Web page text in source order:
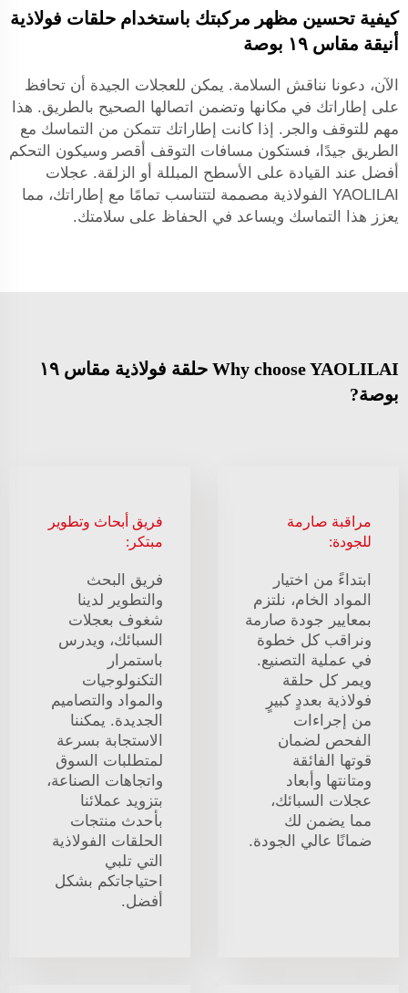
كيفية تحسين مظهر مركبتك باستخدام حلقات فولاذية
أنيقة مقاس ١٩ بوصة
الآن، دعونا نناقش السلامة. يمكن للعجلات الجيدة أن تحافظ
على إطاراتك في مكانها وتضمن اتصالها الصحيح بالطريق. هذا
مهم للتوقف والجر. إذا كانت إطاراتك تتمكن من التماسك مع
الطريق جيدًا، فستكون مسافات التوقف أقصر وسيكون التحكم
أفضل عند القيادة على الأسطح المبللة أو الزلقة. عجلات
YAOLILAI الفولاذية مصممة لتتناسب تمامًا مع إطاراتك، مما
يعزز هذا التماسك ويساعد في الحفاظ على سلامتك.
Why choose YAOLILAI حلقة فولاذية مقاس ١٩
بوصة?
مراقبة صارمة
للجودة:
ابتداءً من اختيار
المواد الخام، نلتزم
بمعايير جودة صارمة
ونراقب كل خطوة
في عملية التصنيع.
ويمر كل حلقة
فولاذية بعددٍ كبيرٍ
من إجراءات
الفحص لضمان
قوتها الفائقة
ومتانتها وأبعاد
عجلات السبائك،
مما يضمن لك
ضمانًا عالي الجودة.
فريق أبحاث وتطوير
مبتكر:
فريق البحث
والتطوير لدينا
شغوف بعجلات
السبائك، ويدرس
باستمرار
التكنولوجيات
والمواد والتصاميم
الجديدة. يمكننا
الاستجابة بسرعة
لمتطلبات السوق
واتجاهات الصناعة،
بتزويد عملائنا
بأحدث منتجات
الحلقات الفولاذية
التي تلبي
احتياجاتكم بشكل
أفضل.